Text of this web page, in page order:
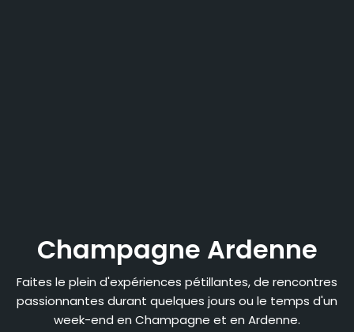
Champagne Ardenne
Faites le plein d'expériences pétillantes, de rencontres
passionnantes durant quelques jours ou le temps d'un
week-end en Champagne et en Ardenne.